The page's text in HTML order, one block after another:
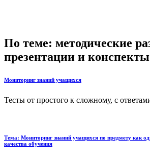
По теме: методические
презентации и конспекты
Мониторинг знаний учащихся
Тесты от простого к сложному, с
Тема: Мониторинг знаний учащихся по предмету как
качества обучения